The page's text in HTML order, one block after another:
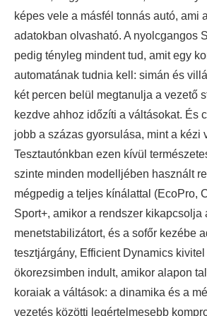
képes vele a másfél tonnás autó, ami
adatokban olvasható. A nyolcgangos
pedig tényleg mindent tud, amit egy
automatának tudnia kell: simán és
két percen belül megtanulja a vezető
kezdve ahhoz időzíti a váltásokat. És
jobb a százas gyorsulása, mint a kézi
Tesztautónkban ezen kívül
szinte minden modelljében használt
mégpedig a teljes kínálattal (EcoPro,
Sport+, amikor a rendszer kikapcsolja
menetstabilizátort, és a sofőr kezébe
tesztjárgány, Efficient Dynamics
ökorezsimben indult, amikor alapon
koraiak a váltások: a dinamika és a
vezetés közötti legértelmesebb